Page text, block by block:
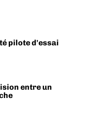
pilote d'essai
entre un